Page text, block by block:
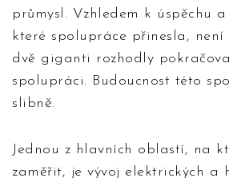
průmysl. Vzhledem k úspěchu
které spolupráce přinesla, není
dvě giganti rozhodly
spolupráci. Budoucnost této
slibně.
Jednou z hlavních oblastí, na
zaměřit, je vývoj elektrických a